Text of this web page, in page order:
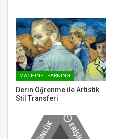
MACHINE LEARNING
Derin Öğrenme ile Artistik
Stil Transferi